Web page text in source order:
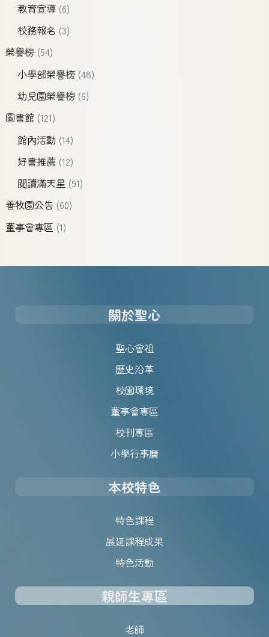
教育宣導(6)
校務報名 (3)
榮譽榜(54)
小學部榮譽榜(48)
幼兒園榮譽榜(6)
圖書館(121)
館內活動 (14)
好書推薦(12)
閱讀滿天星 (91)
善牧園公告(60)
董事會專區 (1)
關於聖心
聖心會祖
歷史沿革
校園環境
董事會專區
校刊專區
小學行事曆
本校特色
特色課程
展延課程成果
特色活動
親師生專區
老師